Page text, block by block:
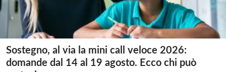
Sostegno, al via la mini call veloce 2026:
domande dal 14 al 19 agosto. Ecco chi può